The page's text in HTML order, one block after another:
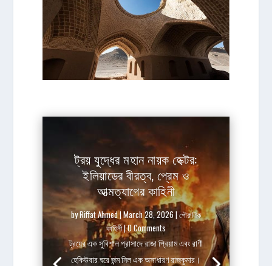
ট্রয় যুদ্ধের মহান নায়ক হেক্টর:
ইলিয়াডের বীরত্ব, প্রেম ও
আত্মত্যাগের কাহিনী
byRiffat Ahmed|March 28, 2026|পৌরাণিক
কাহিনী| 0 Comments
ট্রয়ের এক সুবিশাল প্রাসাদে রাজা প্রিয়াম এবং রাণী
হেকিউবার ঘরে জন্ম নিল এক অসাধারণ রাজকুমার।